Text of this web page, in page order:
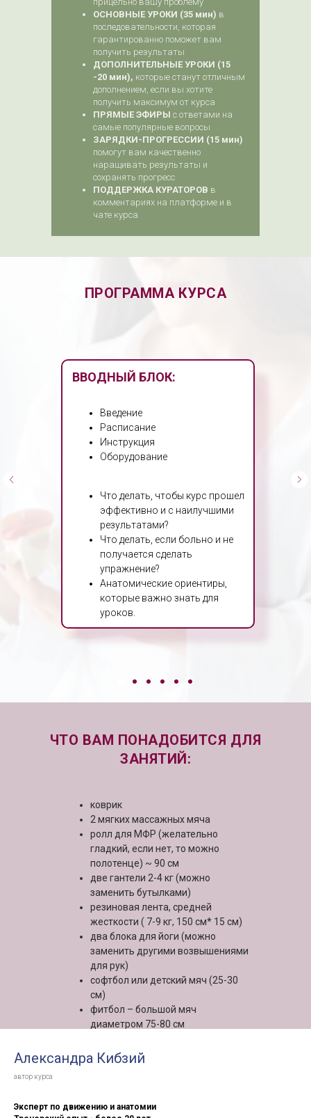
ОСНОВНЫЕ УРОКИ (35 мин) в
последовательности, которая
гарантированно поможет вам
получить результаты
ДОПОЛНИТЕЛЬНЫЕ УРОКИ (15
-20 мин), которые станут отличным
дополнением, если вы хотите
получить максимум от курса
ПРЯМЫЕ ЭФИРЫ с ответами на
самые популярные вопросы
ЗАРЯДКИ-ПРОГРЕССИИ (15 мин)
помогут вам качественно
наращивать результаты и
сохранять прогресс
ПОДДЕРЖКА КУРАТОРОВ в
комментариях на платформе и в
чате курса
ВВОДНЫЙ БЛОК:
Введение
Расписание
Инструкция
Оборудование
Что делать, чтобы курс прошел
эффективно и с наилучшими
результатами?
Что делать, если больно и не
получается сделать
упражнение?
Анатомические ориентиры,
которые важно знать для
уроков.
ПРОГРАММА КУРСА
коврик
2 мягких массажных мяча
ролл для МФР (желательно
гладкий, если нет, то можно
полотенце) ~ 90 см
две гантели 2-4 кг (можно
заменить бутылками)
резиновая лента, средней
жесткости ( 7-9 кг, 150 см* 15 см)
два блока для йоги (можно
заменить другими возвышениями
для рук)
софтбол или детский мяч (25-30
см)
фитбол – большой мяч
диаметром 75-80 см
ЧТО ВАМ ПОНАДОБИТСЯ ДЛЯ
ЗАНЯТИЙ:
Александра Кибзий
автор курса
Эксперт по движению и анатомии